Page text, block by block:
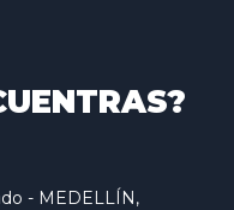
- MEDELLÍN,